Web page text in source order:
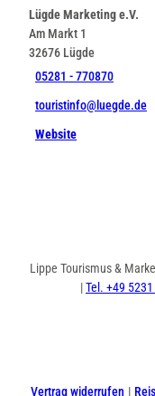
Lügde Marketing e.V.
Am Markt 1
32676 Lügde
05281 - 770870
touristinfo@luegde.de
Website
Lippe Tourismus &
|Tel. +49
Vertrag widerrufen